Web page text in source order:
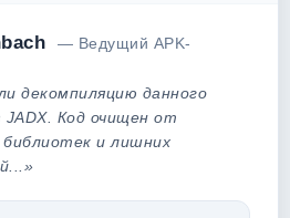
— Ведущий APK-
декомпиляцию данного
JADX. Код очищен от
и лишних